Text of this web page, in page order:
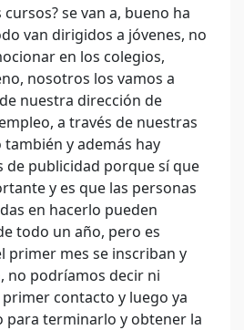
se van a, bueno ha
van dirigidos a jóvenes, no
en los colegios,
nosotros los vamos a
nuestra dirección de
a través de nuestras
y además hay
de publicidad porque sí que
y es que las personas
en hacerlo pueden
todo un año, pero es
primer mes se inscriban y
no podríamos decir ni
contacto y luego ya
para terminarlo y obtener la